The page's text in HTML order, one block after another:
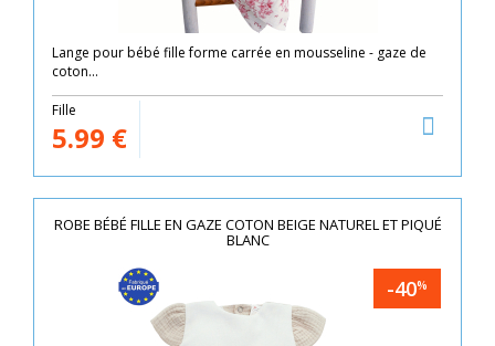
Lange pour bébé fille forme carrée en mousseline - gaze de
coton...
Fille
5.99 €
ROBE BÉBÉ FILLE EN GAZE COTON BEIGE NATUREL ET PIQUÉ
BLANC
-40%